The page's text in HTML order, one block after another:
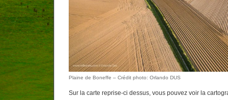
Plaine de Boneffe – Crédit photo: Orlando DUS
Sur la carte reprise-ci dessus, vous pouvez voir la